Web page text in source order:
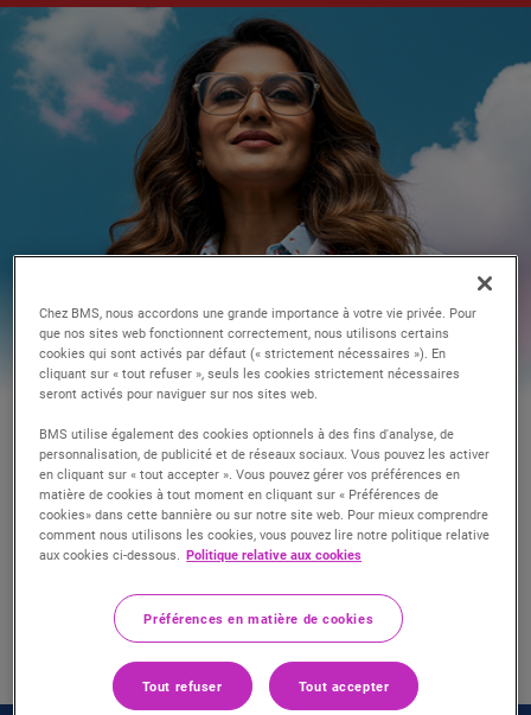
Chez BMS, nous accordons une grande importance à votre vie privée. Pour
que nos sites web fonctionnent correctement, nous utilisons certains
cookies qui sont activés par défaut (« strictement nécessaires »). En
cliquant sur « tout refuser », seuls les cookies strictement nécessaires
seront activés pour naviguer sur nos sites web.
BMS utilise également des cookies optionnels à des fins d'analyse, de
personnalisation, de publicité et de réseaux sociaux. Vous pouvez les activer
en cliquant sur « tout accepter ». Vous pouvez gérer vos préférences en
matière de cookies à tout moment en cliquant sur « Préférences de
cookies» dans cette bannière ou sur notre site web. Pour mieux comprendre
comment nous utilisons les cookies, vous pouvez lire notre politique relative
aux cookies ci-dessous. Politique relative aux cookies
Préférences en matière de cookies
Tout refuser Tout accepter